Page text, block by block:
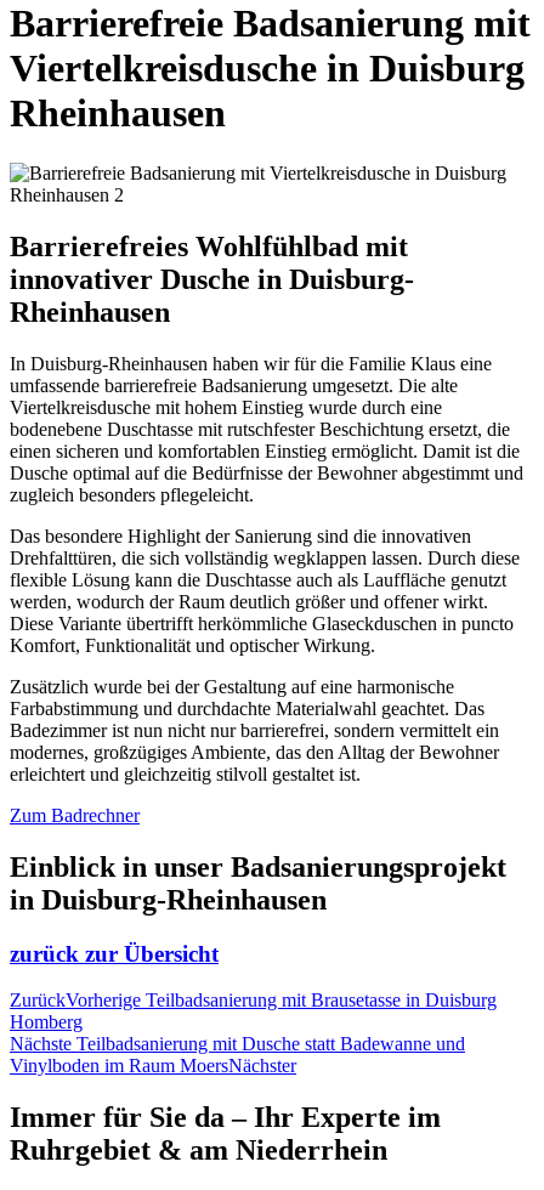
Barrierefreie Badsanierung mit
Viertelkreisdusche in Duisburg
Rheinhausen
Barrierefreies Wohlfühlbad mit
innovativer Dusche in Duisburg-
Rheinhausen
In Duisburg-Rheinhausen haben wir für die Familie Klaus eine
umfassende barrierefreie Badsanierung umgesetzt. Die alte
Viertelkreisdusche mit hohem Einstieg wurde durch eine
bodenebene Duschtasse mit rutschfester Beschichtung ersetzt, die
einen sicheren und komfortablen Einstieg ermöglicht. Damit ist die
Dusche optimal auf die Bedürfnisse der Bewohner abgestimmt und
zugleich besonders pflegeleicht.
Das besondere Highlight der Sanierung sind die innovativen
Drehfalttüren, die sich vollständig wegklappen lassen. Durch diese
flexible Lösung kann die Duschtasse auch als Lauffläche genutzt
werden, wodurch der Raum deutlich größer und offener wirkt.
Diese Variante übertrifft herkömmliche Glaseckduschen in puncto
Komfort, Funktionalität und optischer Wirkung.
Zusätzlich wurde bei der Gestaltung auf eine harmonische
Farbabstimmung und durchdachte Materialwahl geachtet. Das
Badezimmer ist nun nicht nur barrierefrei, sondern vermittelt ein
modernes, großzügiges Ambiente, das den Alltag der Bewohner
erleichtert und gleichzeitig stilvoll gestaltet ist.
Zum Badrechner
Einblick in unser Badsanierungsprojekt
in Duisburg-Rheinhausen
zurück zur Übersicht
ZurückVorherige Teilbadsanierung mit Brausetasse in Duisburg
Homberg
Nächste Teilbadsanierung mit Dusche statt Badewanne und
Vinylboden im Raum MoersNächster
Immer für Sie da – Ihr Experte im
Ruhrgebiet & am Niederrhein